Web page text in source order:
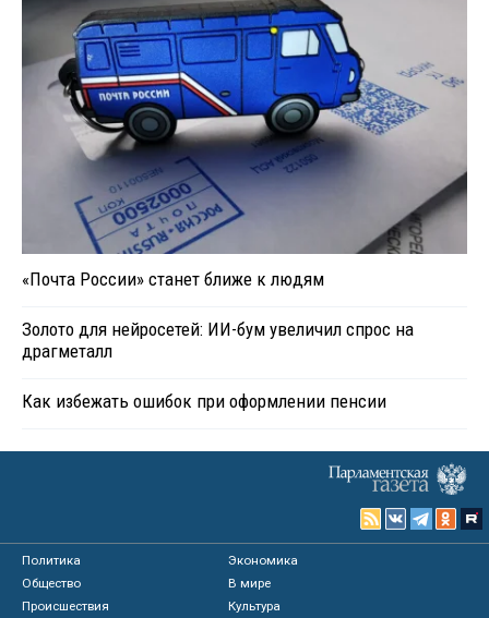
«Почта России» станет ближе к людям
Золото для нейросетей: ИИ-бум увеличил спрос на
драгметалл
Как избежать ошибок при оформлении пенсии
Политика
Экономика
Общество
В мире
Происшествия
Культура